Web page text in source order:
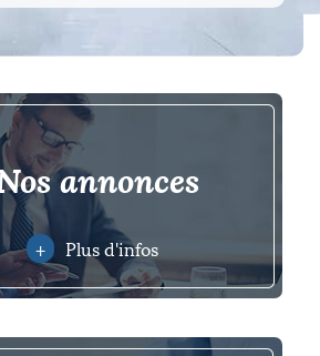
nos annonces
Plus d'infos
+